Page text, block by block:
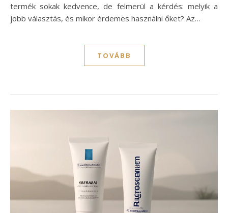
termék sokak kedvence, de felmerül a kérdés: melyik a
jobb választás, és mikor érdemes használni őket? Az…
TOVÁBB